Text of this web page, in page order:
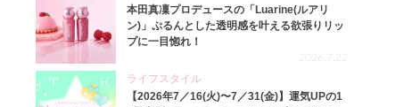
本田真凜プロデュースの「Luarine(ルアリ
ン)」ぷるんとした透明感を叶える欲張りリッ
プに一目惚れ！
2026.7.22
ライフスタイル
【2026年7／16(火)〜7／31(金)】運気UPの1